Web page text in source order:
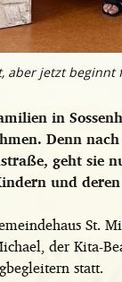
aber jetzt
in
Denn
geht sie
und
St.
der Kita-
statt.